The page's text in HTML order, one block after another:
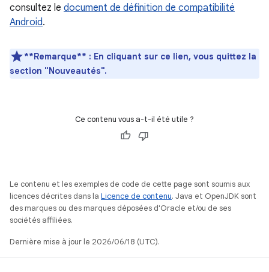
consultez le document de définition de compatibilité
Android.
**Remarque** : En cliquant sur ce lien, vous quittez la
section "Nouveautés".
Ce contenu vous a-t-il été utile ?
Le contenu et les exemples de code de cette page sont soumis aux
licences décrites dans la Licence de contenu. Java et OpenJDK sont
des marques ou des marques déposées d'Oracle et/ou de ses
sociétés affiliées.
Dernière mise à jour le 2026/06/18 (UTC).